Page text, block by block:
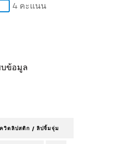
4 คะแนน
ข้อมูล
วิดลิปสติก / ลิปจิ้มจุ่ม